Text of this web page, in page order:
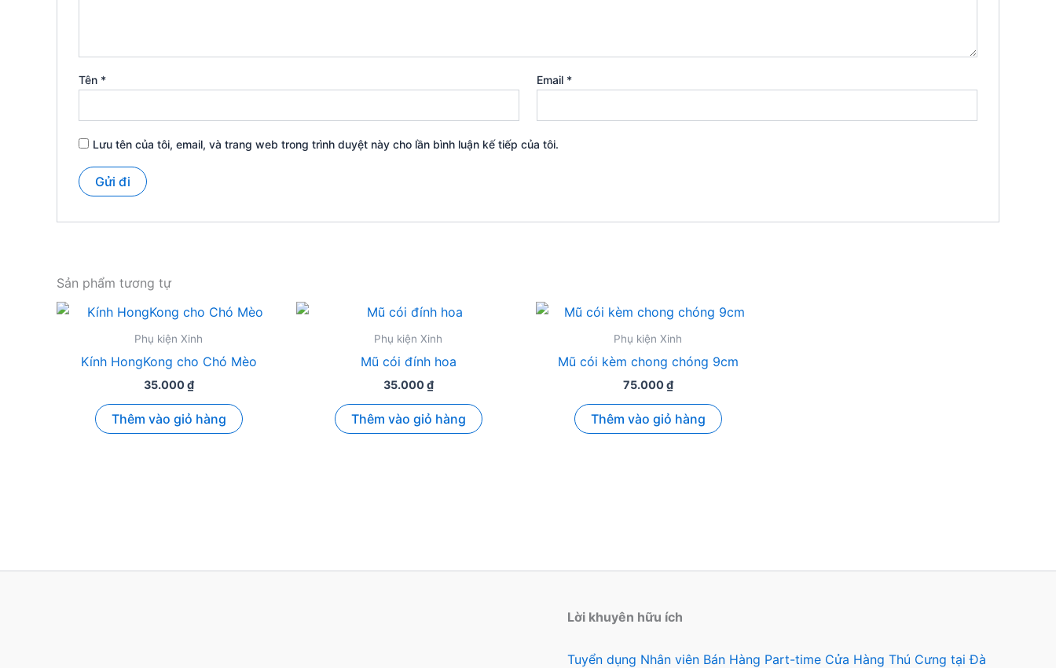
Tên * Email *
Lưu tên của tôi, email, và trang web trong trình duyệt này cho lần bình luận kế tiếp của tôi.
Sản phẩm tương tự
Phụ kiện Xinh
Kính HongKong cho Chó Mèo
35.000₫
Thêm vào giỏ hàng
Phụ kiện Xinh
Mũ cói đính hoa
35.000₫
Thêm vào giỏ hàng
Phụ kiện Xinh
Mũ cói kèm chong chóng 9cm
75.000₫
Thêm vào giỏ hàng
Lời khuyên hữu ích
Tuyển dụng Nhân viên Bán Hàng Part-time Cửa Hàng Thú Cưng tại Đà